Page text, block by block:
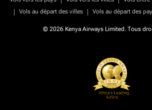
|
Vols au départ des villes | Vols au départ des
© 2026 Kenya Airways Limited. Tous